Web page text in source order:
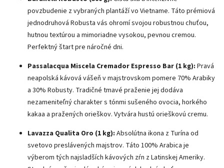
povzbudenie z vybraných plantáží vo Vietname. Táto prémiová
jednodruhová Robusta vás ohromí svojou robustnou chuťou,
hutnou textúrou a mimoriadne vysokou, pevnou cremou.
Perfektný štart pre náročné dni.
Passalacqua Miscela Cremador Espresso Bar (1 kg): Pravá
neapolská kávová vášeň v majstrovskom pomere 70% Arabiky
a 30% Robusty. Tradičné tmavé praženie jej dodáva
nezameniteľný charakter s tónmi sušeného ovocia, horkého
kakaa a pražených orieškov. Vytvára hustú orieškovú cremu.
Lavazza Qualita Oro (1 kg): Absolútna ikona z Turína od
svetovo preslávených majstrov. Táto 100% Arabica je
výberom tých najsladších kávových zŕn z Latinskej Ameriky.